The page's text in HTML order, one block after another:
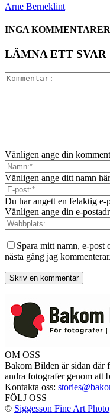
Arne Berneklint
INGA KOMMENTARER
LÄMNA ETT SVAR
Vänligen ange din
Vänligen ange ditt namn här
Du har angett en felaktig e-
Vänligen ange din e-
Spara mitt namn, e-post
nästa gång jag kommenterar.
OM OSS
Bakom Bilden är sidan där
andra fotografer genom att
Kontakta oss:
FÖLJ OSS
© Siggesson Fine Art